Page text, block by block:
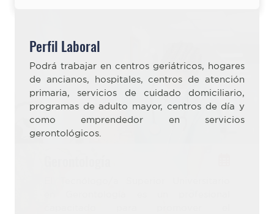
Perfil Laboral
Podrá trabajar en centros geriátricos, hogares
de ancianos, hospitales, centros de atención
primaria, servicios de cuidado domiciliario,
programas de adulto mayor, centros de día y
como emprendedor en servicios
gerontológicos.